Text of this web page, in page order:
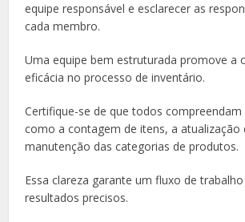
equipe responsável e esclarecer as
cada membro.
Uma equipe bem estruturada promove a
eficácia no processo de inventário.
Certifique-se de que todos compreendam
como a contagem de itens, a atualização
manutenção das categorias de produtos.
Essa clareza garante um fluxo de
resultados precisos.